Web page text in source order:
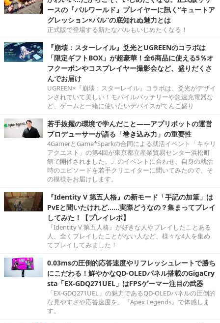
ースの『パルワールド』プレイヤーに訊く“キュートア
グレッション×パル”の底知れぬ魅力とは
正式版で登場する新たなパルもいじめたくなる！
『崩壊：スターレイル』爻光とUGREENのコラボは
「限定ギフトBOX」が超豪華！全6商品に使える5％オ
フクーポンやコスプレイヤー撮影会など、盛りだくさ
んでお届け
UGREEN×『崩壊：スターレイル』コラボは、爻光がデザイ
ンされていて美しい！モバイルバッテリーや急速充電器な
ど、ゲームと一緒に使いたいデバイスがてんこ盛り
若手抜擢の環境で学んだこと――アプリボットの運営
プロデューサーが語る「巻き込み力」の重要性
4GamerとGame*Sparkの合同による就活イベント「キャリ
アクエスト」の第4回が東京都立産業貿易センター浜松町
館で開催されました。このイベントに合わせ、自身の就活
時のエピソードを若手クリエイターに聞いてみたので、そ
の模様をお届けします。
『Identity V 第五人格』の新モード「手記の加筆」は
PvEと聞いたけれど……実際どうなの？集まってプレイ
してみた！【プレイレポ】
『Identity V 第五人格』が好きな人やプレイしたことある
人、全くプレイしたことがない人など、様々な4人を集め
てプレイしてみました！
0.03msの圧倒的応答速度やリフレッシュレートで勝ち
にこだわる！鮮やかなQD-OLEDパネル搭載のGigaCry
sta「EX-GDQ271UEL」はFPSゲーマー注目の武器
「EX-GDQ271UEL」の魅力であるQD-OLEDパネルの圧倒的
な見やすさや応答速度を、『Apex Legends』で体感しま
す。